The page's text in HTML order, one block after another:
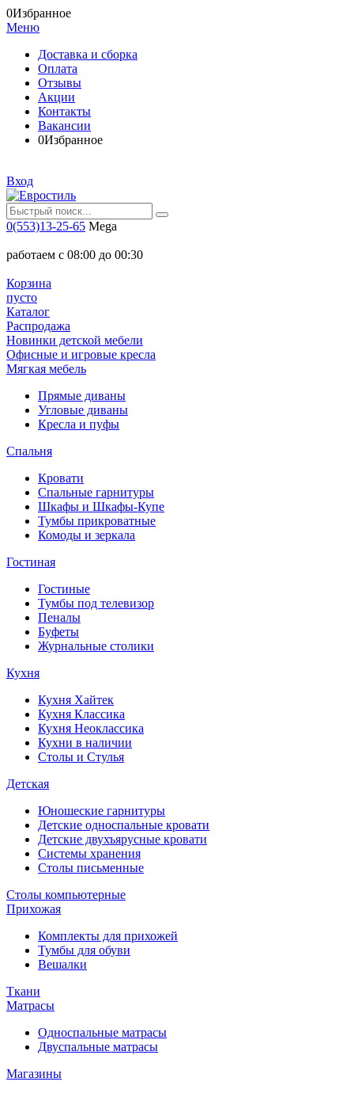
0Избранное
Меню
Доставка и сборка
Оплата
Отзывы
Акции
Контакты
Вакансии
0Избранное
Вход
0(553)13-25-65 Mega
работаем с 08:00 до 00:30
Корзина
пусто
Каталог
Распродажа
Новинки детской мебели
Офисные и игровые кресла
Мягкая мебель
Прямые диваны
Угловые диваны
Кресла и пуфы
Спальня
Кровати
Спальные гарнитуры
Шкафы и Шкафы-Купе
Тумбы прикроватные
Комоды и зеркала
Гостиная
Гостиные
Тумбы под телевизор
Пеналы
Буфеты
Журнальные столики
Кухня
Кухня Хайтек
Кухня Классика
Кухня Неоклассика
Кухни в наличии
Столы и Стулья
Детская
Юношеские гарнитуры
Детские односпальные кровати
Детские двухъярусные кровати
Системы хранения
Столы письменные
Столы компьютерные
Прихожая
Комплекты для прихожей
Тумбы для обуви
Вешалки
Ткани
Матрасы
Односпальные матрасы
Двуспальные матрасы
Магазины